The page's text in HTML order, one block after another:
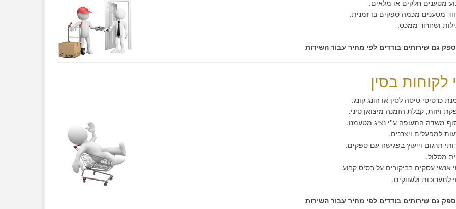
מטענים חלקים או מלאים.
מטענים מכמה ספקים בו זמנית.
ושחרור ממכס.
גם שירותים בודדים לפי מחיר עבור השירות
לקוחות בסין
כרטיסי טיסה לסין או הונג קונג.
ויזות, קבלת הזמנה מיצואן סיני.
משדה התעופה ע''י נציג מטעמנו.
למפעלים ויצרנים.
תרגום וייעוץ בפגישה עם ספקים.
מסלול.
אנשי עסקים בביקורים על בסיס קבוע.
לתערוכות ולשווקים.
גם שירותים בודדים לפי מחיר עבור השירות